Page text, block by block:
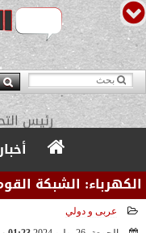
مدير
الشبكة
عربى و دولي